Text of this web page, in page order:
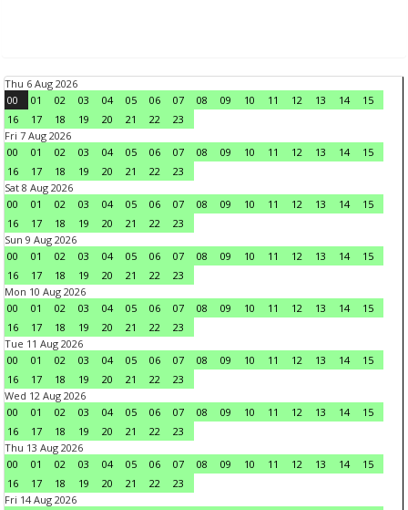
Thu 6 Aug 2026
00
01 02 03 04 05 06 07 08 09 10 11 12 13 14
15
16
17 18 19 20 21 22
23
Fri 7 Aug 2026
00
01 02 03 04 05 06 07 08 09 10 11 12 13 14
15
16
17 18 19 20 21 22
23
Sat 8 Aug 2026
00
01 02 03 04 05 06 07 08 09 10 11 12 13 14
15
16
17 18 19 20 21 22
23
Sun 9 Aug 2026
00
01 02 03 04 05 06 07 08 09 10 11 12 13 14
15
16
17 18 19 20 21 22
23
Mon 10 Aug 2026
00
01 02 03 04 05 06 07 08 09 10 11 12 13 14
15
16
17 18 19 20 21 22
23
Tue 11 Aug 2026
00
01 02 03 04 05 06 07 08 09 10 11 12 13 14
15
16
17 18 19 20 21 22
23
Wed 12 Aug 2026
00
01 02 03 04 05 06 07 08 09 10 11 12 13 14
15
16
17 18 19 20 21 22
23
Thu 13 Aug 2026
00
01 02 03 04 05 06 07 08 09 10 11 12 13 14
15
16
17 18 19 20 21 22
23
Fri 14 Aug 2026